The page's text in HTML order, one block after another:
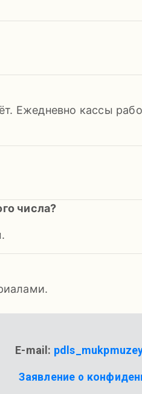
Ежедневно кассы
числа?
E-mail:
Заявление о